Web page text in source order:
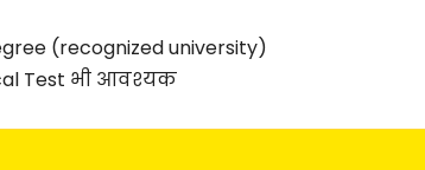
(recognized university)
Test भी आवश्यक